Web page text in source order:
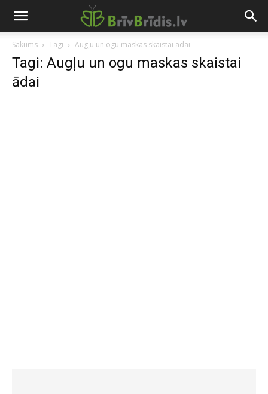
Sākums Tagi Augļu un ogu maskas skaistai ādai
Tagi: Augļu un ogu maskas skaistai
ādai